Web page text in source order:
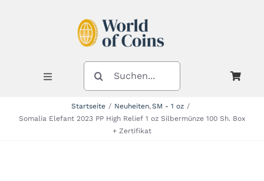
Toggle
Navigation
SUCHE
NACH:
Startseite Neuheiten SM - 1 oz
Somalia Elefant 2023 PP High Relief 1 oz Silbermünze 100 Sh. Box
+ Zertifikat